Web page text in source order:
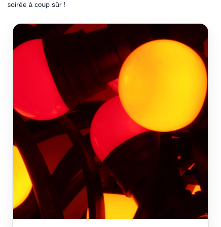
soirée à coup sûr !